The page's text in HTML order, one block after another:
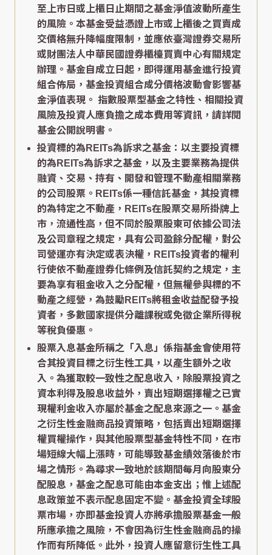
至上市日或上櫃日止期間之基金淨值波動所產生
的風險。本基金受益憑證上市或上櫃後之買賣成
交價格無升降幅度限制，並應依臺灣證券交易所
或財團法人中華民國證券櫃檯買賣中心有關規定
辦理。基金自成立日起，即得運用基金進行投資
組合佈局，基金投資組合成分價格波動會影響基
金淨值表現。 指數股票型基金之特性、相關投資
風險及投資人應負擔之成本費用等資訊，請詳閱
基金公開說明書。
投資標的為REITs為訴求之基金：以主要投資標
的為REITs為訴求之基金，以及主要業務為提供
融資、交易、持有、開發和管理不動產相關業務
的公司股票。REITs係一種信託基金，其投資標
的為特定之不動產，REITs在股票交易所掛牌上
市，流通性高，但不同於股票股東可依據公司法
及公司章程之規定，具有公司盈餘分配權，對公
司營運亦有決定或表決權，REITs投資者的權利
行使依不動產證券化條例及信託契約之規定，主
要為享有租金收入之分配權，但無權參與標的不
動產之經營，為鼓勵REITs將租金收益配發予投
資者，多數國家提供分離課稅或免徵企業所得稅
等稅負優惠。
股票入息基金所稱之「入息」係指基金會使用符
合其投資目標之衍生性工具，以產生額外之收
入。為獲取較一致性之配息收入，除股票投資之
資本利得及股息收益外，賣出短期選擇權之已實
現權利金收入亦屬於基金之配息來源之一。基金
之衍生性金融商品投資策略，包括賣出短期選擇
權買權操作，與其他股票型基金特性不同，在市
場短線大幅上漲時，可能導致基金績效落後於市
場之情形。為尋求一致地於該期間每月向股東分
配股息，基金之配息可能由本金支出；惟上述配
息政策並不表示配息固定不變。基金投資全球股
票市場，亦即基金投資人亦將承擔股票基金一般
所應承擔之風險，不會因為衍生性金融商品的操
作而有所降低。此外，投資人應留意衍生性工具